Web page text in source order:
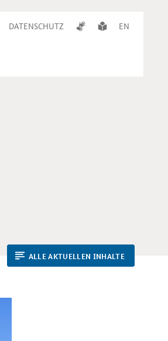
DATENSCHUTZ EN
ALLE AKTUELLEN INHALTE